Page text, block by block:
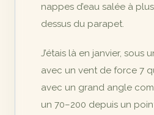
nappes d’eau salée à
dessus du parapet.
J’étais là en janvier, sous
avec un vent de force 7
avec un grand angle
un 70–200 depuis un